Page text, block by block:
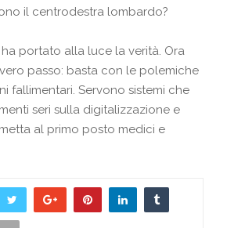
il centrodestra lombardo?
ha portato alla luce la verità. Ora
passo: basta con le polemiche
fallimentari. Servono sistemi che
seri sulla digitalizzazione e
al primo posto medici e